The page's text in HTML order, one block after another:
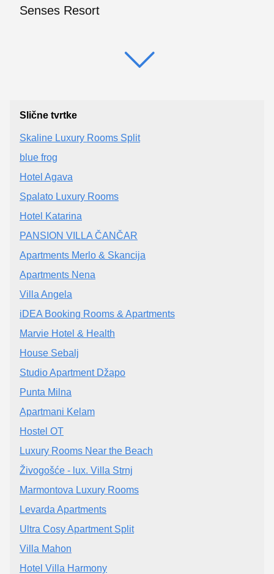
Slične tvrtke
Skaline Luxury Rooms Split
blue frog
Hotel Agava
Spalato Luxury Rooms
Hotel Katarina
PANSION VILLA ČANČAR
Apartments Merlo & Skancija
Apartments Nena
Villa Angela
iDEA Booking Rooms & Apartments
Marvie Hotel & Health
House Sebalj
Studio Apartment Džapo
Punta Milna
Apartmani Kelam
Hostel OT
Luxury Rooms Near the Beach
Živogošće - lux. Villa Strnj
Marmontova Luxury Rooms
Levarda Apartments
Ultra Cosy Apartment Split
Villa Mahon
Hotel Villa Harmony